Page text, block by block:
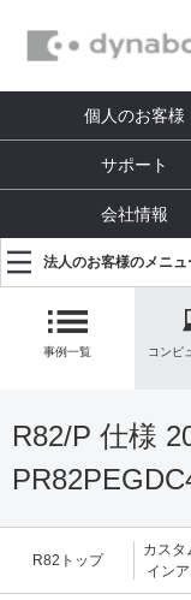
個人のお客様
サポート
会社情報
法人のお客様のメニュ
事例一覧 コンピ
R82/P 仕様
R82トップ
カスタ
イン